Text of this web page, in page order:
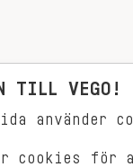
TILL VEGO!
använder
cookies